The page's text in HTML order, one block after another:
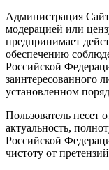
Администрация
модерацией или
предпринимает
обеспечению
Российской
заинтересованного
установленном
Пользователь несет
актуальность,
Российской
чистоту от